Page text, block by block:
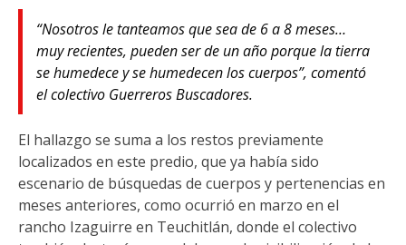
“Nosotros le tanteamos que sea de 6 a 8 meses…
muy recientes, pueden ser de un año porque la tierra
se humedece y se humedecen los cuerpos”, comentó
el colectivo Guerreros Buscadores.
El hallazgo se suma a los restos previamente
localizados en este predio, que ya había sido
escenario de búsquedas de cuerpos y pertenencias en
meses anteriores, como ocurrió en marzo en el
rancho Izaguirre en Teuchitlán, donde el colectivo